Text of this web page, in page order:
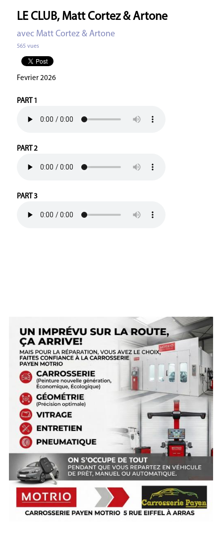
LE CLUB, Matt Cortez & Artone
avec Matt Cortez & Artone
565 vues
Fevrier 2026
PART 1
PART 2
PART 3